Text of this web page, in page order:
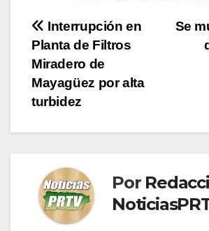
Navegación
de
entradas
Se
Interrupción en
Planta de Filtros
Miradero de
Mayagüez por alta
turbidez
Por